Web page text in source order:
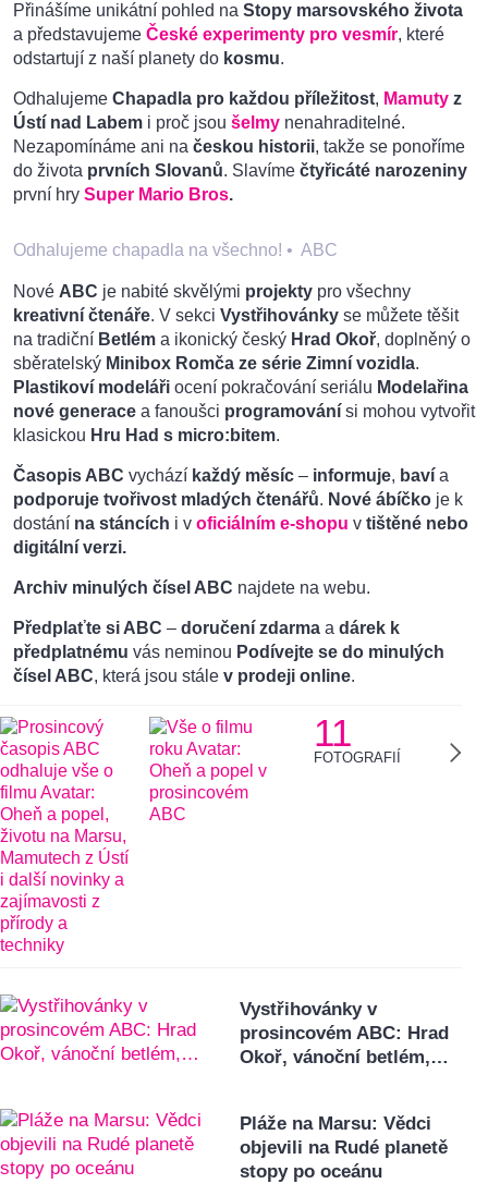
Přinášíme unikátní pohled na Stopy marsovského života
a představujeme České experimenty pro vesmír, které
odstartují z naší planety do kosmu.
Odhalujeme Chapadla pro každou příležitost, Mamuty z
Ústí nad Labem i proč jsou šelmy nenahraditelné.
Nezapomínáme ani na českou historii, takže se ponoříme
do života prvních Slovanů. Slavíme čtyřicáté narozeniny
první hry Super Mario Bros.
Odhalujeme chapadla na všechno! • ABC
Nové ABC je nabité skvělými projekty pro všechny
kreativní čtenáře. V sekci Vystřihovánky se můžete těšit
na tradiční Betlém a ikonický český Hrad Okoř, doplněný o
sběratelský Minibox Romča ze série Zimní vozidla.
Plastikoví modeláři ocení pokračování seriálu Modelařina
nové generace a fanoušci programování si mohou vytvořit
klasickou Hru Had s micro:bitem.
Časopis ABC vychází každý měsíc – informuje, baví a
podporuje tvořivost mladých čtenářů. Nové ábíčko je k
dostání na stáncích i v oficiálním e-shopu v tištěné nebo
digitální verzi.
Archiv minulých čísel ABC najdete na webu.
Předplaťte si ABC – doručení zdarma a dárek k
předplatnému vás neminou Podívejte se do minulých
čísel ABC, která jsou stále v prodeji online.
11
FOTOGRAFIÍ
Vystřihovánky v
prosincovém ABC: Hrad
Okoř, vánoční betlém,…
Pláže na Marsu: Vědci
objevili na Rudé planetě
stopy po oceánu